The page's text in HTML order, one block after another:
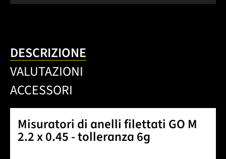
DESCRIZIONE
VALUTAZIONI
ACCESSORI
Misuratori di anelli filettati GO M
2.2 x 0.45 - tolleranza 6g